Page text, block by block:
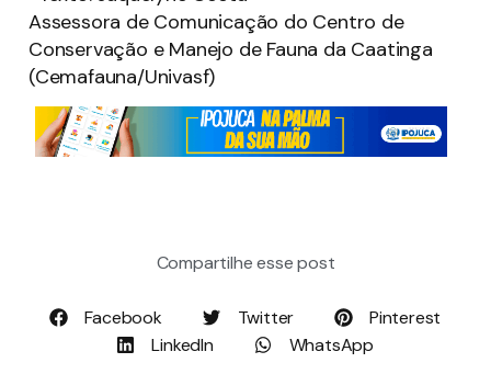
Assessora de Comunicação do Centro de
Conservação e Manejo de Fauna da Caatinga
(Cemafauna/Univasf)
Compartilhe esse post
Facebook Twitter
Pinterest
LinkedIn
WhatsApp